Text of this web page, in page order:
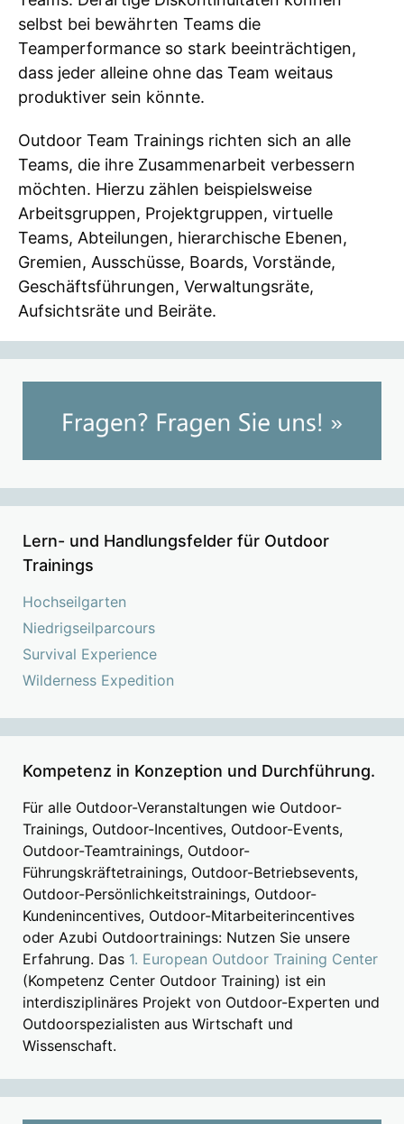
selbst bei bewährten Teams die
Teamperformance so stark beeinträchtigen,
dass jeder alleine ohne das Team weitaus
produktiver sein könnte.
Outdoor Team Trainings richten sich an alle
Teams, die ihre Zusammenarbeit verbessern
möchten. Hierzu zählen beispielsweise
Arbeitsgruppen, Projektgruppen, virtuelle
Teams, Abteilungen, hierarchische Ebenen,
Gremien, Ausschüsse, Boards, Vorstände,
Geschäftsführungen, Verwaltungsräte,
Aufsichtsräte und Beiräte.
Lern- und Handlungsfelder für Outdoor
Trainings
Hochseilgarten
Niedrigseilparcours
Survival Experience
Wilderness Expedition
Kompetenz in Konzeption und Durchführung.
Für alle Outdoor-Veranstaltungen wie Outdoor-
Trainings, Outdoor-Incentives, Outdoor-Events,
Outdoor-Teamtrainings, Outdoor-
Führungskräftetrainings, Outdoor-Betriebsevents,
Outdoor-Persönlichkeitstrainings, Outdoor-
Kundenincentives, Outdoor-Mitarbeiterincentives
oder Azubi Outdoortrainings: Nutzen Sie unsere
Erfahrung. Das 1. European Outdoor Training Center
(Kompetenz Center Outdoor Training) ist ein
interdisziplinäres Projekt von Outdoor-Experten und
Outdoorspezialisten aus Wirtschaft und
Wissenschaft.